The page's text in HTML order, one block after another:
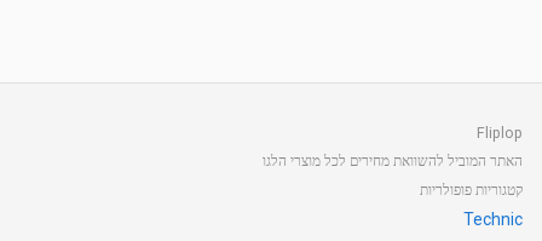
Fliplop
האתר המוביל להשוואת מחירים לכל מוצרי הלגו
קטגוריות פופולריות
Technic